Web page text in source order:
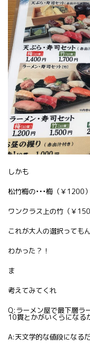
しかも
松竹梅の•••梅（￥1200
ワンクラス上の竹（￥
これが大人の選択っても
わかった？！
ま
考えてみてくれ
Q:ラーメン屋で最下層ラ
10貫とかがいくらになる
A:天文学的な値段になる